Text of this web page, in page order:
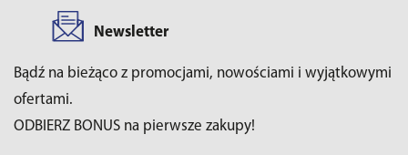
Newsletter
Bądź na bieżąco z promocjami, nowościami i wyjątkowymi
ofertami.
ODBIERZ BONUS na pierwsze zakupy!